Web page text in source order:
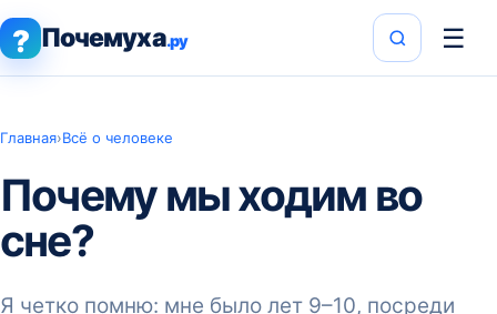
? Почемуха.ру ☰
Главная›Всё о человеке
Почему мы ходим во
сне?
Я четко помню: мне было лет 9–10, посреди